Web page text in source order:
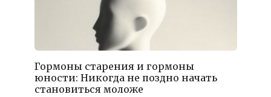
Гормоны старения и гормоны
юности: Никогда не поздно начать
становиться моложе